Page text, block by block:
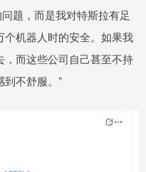
题，而是我对特斯拉有足
机器人时的安全。如果我
而这些公司自己甚至不持
不舒服。”